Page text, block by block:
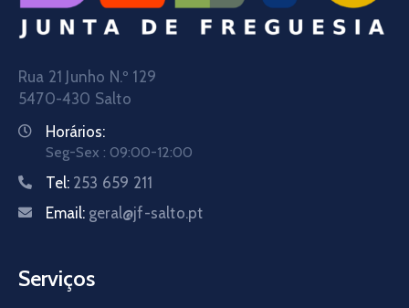
Rua 21 Junho N.º 129
5470-430 Salto
Horários:
Seg-Sex : 09:00-12:00
Tel: 253 659 211
Email: geral@jf-salto.pt
Serviços